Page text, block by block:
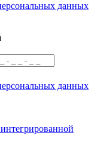
данных
данных